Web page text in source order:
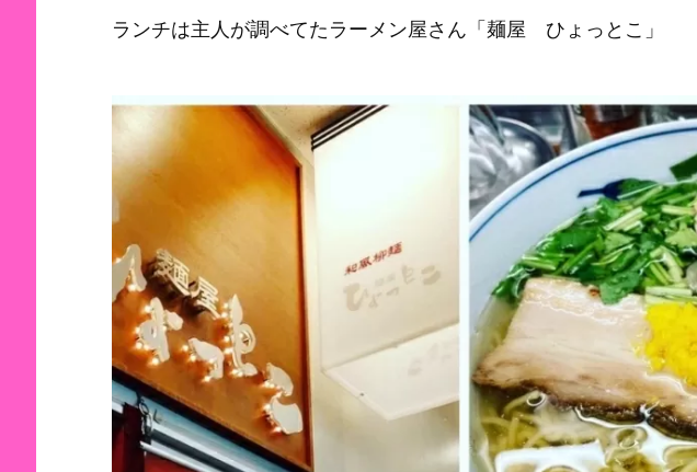
ランチは主人が調べてたラーメン屋さん「麺屋 ひょっとこ」